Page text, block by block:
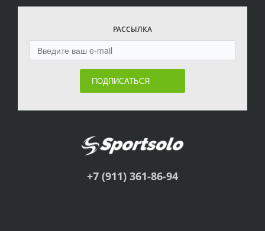
РАССЫЛКА
ПОДПИСАТЬСЯ
+7 (911) 361-86-94